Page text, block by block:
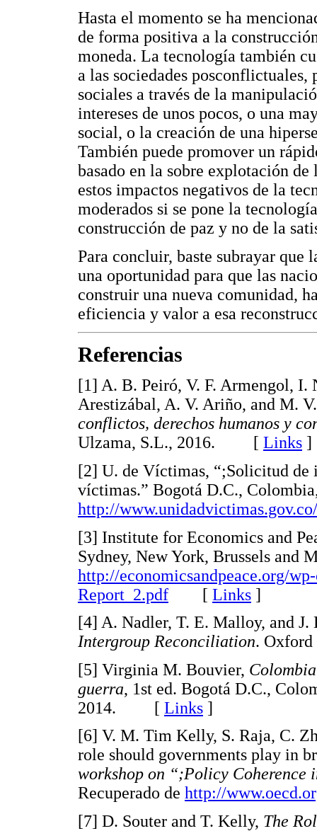
Hasta el momento se ha
de forma positiva a la
moneda. La tecnología también
a las sociedades
sociales a través de la
intereses de unos pocos, o una
social, o la creación de una
También puede promover un
basado en la sobre explotación
estos impactos negativos de la
moderados si se pone la
construcción de paz y no de la
Para concluir, baste subrayar
una oportunidad para que las
construir una nueva comunidad,
eficiencia y valor a esa
Referencias
[1] A. B. Peiró, V. F. Armengol, I.
Arestizábal, A. V. Ariño, and M.
conflictos, derechos humanos y
Ulzama, S.L., 2016. [ Links ]
[2] U. de Víctimas, “;Solicitud de
víctimas.” Bogotá D.C.,
http://www.unidadvictimas.gov.co/
[3] Institute for Economics and
Sydney, New York, Brussels and
http://economicsandpeace.org/
Report_2.pdf [ Links ]
[4] A. Nadler, T. E. Malloy, and J.
Intergroup Reconciliation.
[5] Virginia M. Bouvier,
guerra, 1st ed. Bogotá D.C.,
2014. [ Links ]
[6] V. M. Tim Kelly, S. Raja, C.
role should governments play in
workshop on “;Policy Coherence
Recuperado de http://
[7] D. Souter and T. Kelly, The